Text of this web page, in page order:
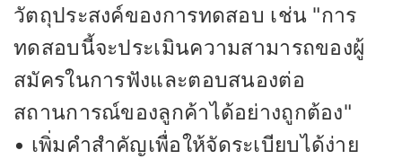
วัตถุประสงค์ของการทดสอบ เช่น "การ
ทดสอบนี้จะประเมินความสามารถของผู้
สมัครในการฟังและตอบสนองต่อ
สถานการณ์ของลูกค้าได้อย่างถูกต้อง"
• เพิ่มคำสำคัญเพื่อให้จัดระเบียบได้ง่าย